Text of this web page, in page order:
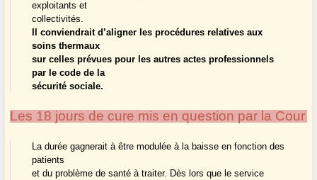
exploitants et
collectivités.
Il conviendrait d’aligner les procédures relatives aux
soins thermaux
sur celles prévues pour les autres actes professionnels
par le code de la
sécurité sociale.
Les 18 jours de cure mis en question par la Cour
La durée gagnerait à être modulée à la baisse en fonction des
patients
et du problème de santé à traiter. Dès lors que le service